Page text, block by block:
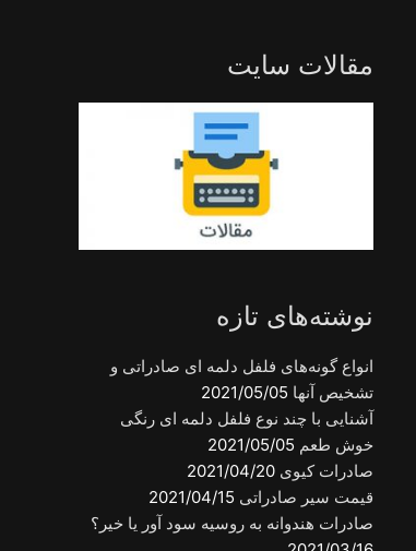
مقالات سایت
نوشته‌های تازه
انواع گونه‌های فلفل دلمه ای صادراتی و
تشخیص آنها 2021/05/05
آشنایی با چند نوع فلفل دلمه ای رنگی
خوش طعم 2021/05/05
صادرات کیوی 2021/04/20
قیمت سیر صادراتی 2021/04/15
صادرات هندوانه به روسیه سود آور یا خیر؟